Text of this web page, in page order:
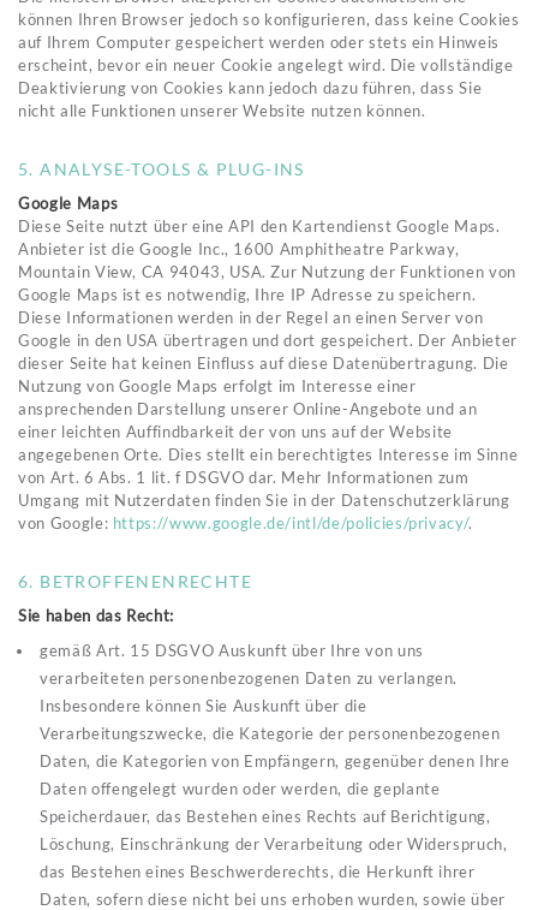
können Ihren Browser jedoch so konfigurieren, dass keine Cookies
auf Ihrem Computer gespeichert werden oder stets ein Hinweis
erscheint, bevor ein neuer Cookie angelegt wird. Die vollständige
Deaktivierung von Cookies kann jedoch dazu führen, dass Sie
nicht alle Funktionen unserer Website nutzen können.
5. ANALYSE-TOOLS & PLUG-INS
Google Maps
Diese Seite nutzt über eine API den Kartendienst Google Maps.
Anbieter ist die Google Inc., 1600 Amphitheatre Parkway,
Mountain View, CA 94043, USA. Zur Nutzung der Funktionen von
Google Maps ist es notwendig, Ihre IP Adresse zu speichern.
Diese Informationen werden in der Regel an einen Server von
Google in den USA übertragen und dort gespeichert. Der Anbieter
dieser Seite hat keinen Einfluss auf diese Datenübertragung. Die
Nutzung von Google Maps erfolgt im Interesse einer
ansprechenden Darstellung unserer Online-Angebote und an
einer leichten Auffindbarkeit der von uns auf der Website
angegebenen Orte. Dies stellt ein berechtigtes Interesse im Sinne
von Art. 6 Abs. 1 lit. f DSGVO dar. Mehr Informationen zum
Umgang mit Nutzerdaten finden Sie in der Datenschutzerklärung
von Google: https://www.google.de/intl/de/policies/privacy/.
6. BETROFFENENRECHTE
Sie haben das Recht:
gemäß Art. 15 DSGVO Auskunft über Ihre von uns
verarbeiteten personenbezogenen Daten zu verlangen.
Insbesondere können Sie Auskunft über die
Verarbeitungszwecke, die Kategorie der personenbezogenen
Daten, die Kategorien von Empfängern, gegenüber denen Ihre
Daten offengelegt wurden oder werden, die geplante
Speicherdauer, das Bestehen eines Rechts auf Berichtigung,
Löschung, Einschränkung der Verarbeitung oder Widerspruch,
das Bestehen eines Beschwerderechts, die Herkunft ihrer
Daten, sofern diese nicht bei uns erhoben wurden, sowie über